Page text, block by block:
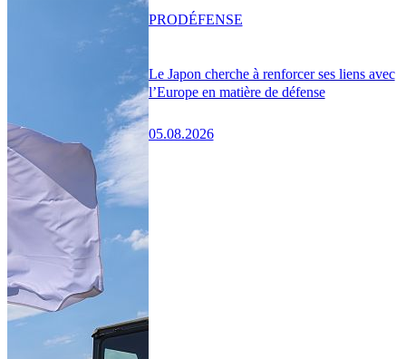
Le Japon cherche à renforcer ses liens avec
l’Europe en matière de défense
05.08.2026
PRODÉFENSE